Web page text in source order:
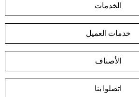
الخدمات
خدمات العميل
الأصناف
اتصلوا بنا